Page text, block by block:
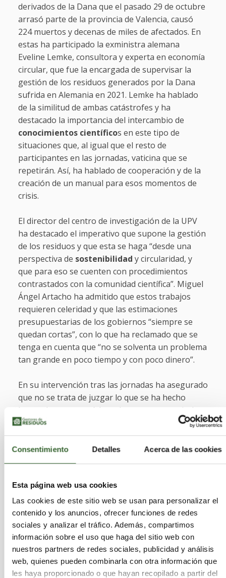
Consentimiento Detalles Acerca de las cookies
Esta página web usa cookies
Las cookies de este sitio web se usan para personalizar el
contenido y los anuncios, ofrecer funciones de redes
sociales y analizar el tráfico. Además, compartimos
información sobre el uso que haga del sitio web con
nuestros partners de redes sociales, publicidad y análisis
web, quienes pueden combinarla con otra información que
les haya proporcionado o que hayan recopilado a partir del
derivados de la Dana que el pasado 29 de octubre
arrasó parte de la provincia de Valencia, causó
224 muertos y decenas de miles de afectados. En
estas ha participado la exministra alemana
Eveline Lemke, consultora y experta en economía
circular, que fue la encargada de supervisar la
gestión de los residuos generados por la Dana
sufrida en Alemania en 2021. Lemke ha hablado
de la similitud de ambas catástrofes y ha
destacado la importancia del intercambio de
conocimientos científicos en este tipo de
situaciones que, al igual que el resto de
participantes en las jornadas, vaticina que se
repetirán. Así, ha hablado de cooperación y de la
creación de un manual para esos momentos de
crisis.
El director del centro de investigación de la UPV
ha destacado el imperativo que supone la gestión
de los residuos y que esta se haga “desde una
perspectiva de sostenibilidad y circularidad, y
que para eso se cuenten con procedimientos
contrastados con la comunidad científica”. Miguel
Ángel Artacho ha admitido que estos trabajos
requieren celeridad y que las estimaciones
presupuestarias de los gobiernos “siempre se
quedan cortas”, con lo que ha reclamado que se
tenga en cuenta que “no se solventa un problema
tan grande en poco tiempo y con poco dinero”.
En su intervención tras las jornadas ha asegurado
que no se trata de juzgar lo que se ha hecho
hasta ahora, pero sí de reclamar que a partir de
ahora se haga mejor. “
Hemos contado con la
asesoría de un colectivo de expertos alemanes
que ya sufrieron esto en 2021 y ha sido muy
clarificador”, ha expuesto Artecho quien además
red que tienen de científicos que están todavía
estudiando los efectos de la dana en Alemania,
después de tres años. “Valencia va a ser un caso
de estudio más que va a servir para generar
algunas prácticas”, ha indicado y anunciado que
también participarán en la elaboración de un
manual de buenas prácticas para la gestión de
residuos derivados de catástrofes. El manual